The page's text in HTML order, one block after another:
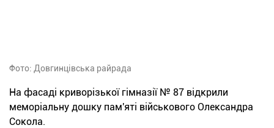
Фото: Довгинцівська райрада
На фасаді криворізької гімназії № 87 відкрили
меморіальну дошку пам'яті військового Олександра
Сокола.